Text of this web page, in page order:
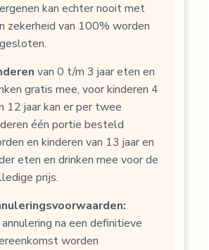
kan echter nooit met
zekerheid van 100% worden
van 0 t/m 3 jaar eten en
gratis mee, voor kinderen 4
12 jaar kan er per twee
één portie besteld
en kinderen van 13 jaar en
eten en drinken mee voor de
prijs.
na een definitieve
worden